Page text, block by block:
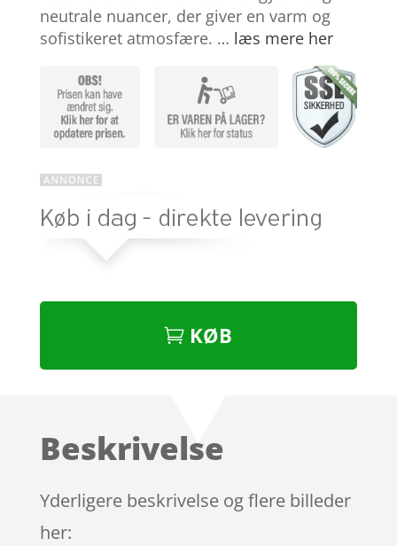
neutrale nuancer, der giver en varm og
sofistikeret atmosfære. … læs mere her
KØB
Beskrivelse
Yderligere beskrivelse og flere billeder
her: